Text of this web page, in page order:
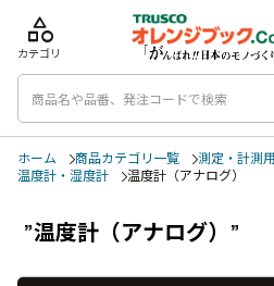
category
カテゴリ
ホーム 商品カテゴリ一覧 測定・計測
温度計・湿度計
温度計（アナログ）
”温度計（アナログ）”